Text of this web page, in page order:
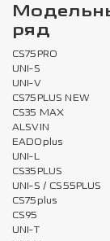
ряд
CS75PRO
UNI-S
UNI-V
CS75PLUS NEW
CS35 MAX
ALSVIN
EADOplus
UNI-L
CS35PLUS
UNI-S / CS55PLUS
CS75plus
CS95
UNI-T